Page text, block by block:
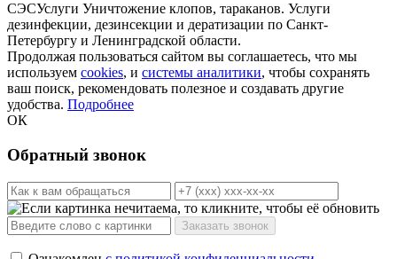
СЭСУслуги Уничтожение клопов, тараканов. Услуги
дезинфекции, дезинсекции и дератизации по Санкт-
Петербургу и Ленинградской области.
Продолжая пользоваться сайтом вы соглашаетесь, что мы
используем cookies, и системы аналитики, чтобы сохранять
ваш поиск, рекомендовать полезное и создавать другие
удобства. Подробнее
ОК
Обратный звонок